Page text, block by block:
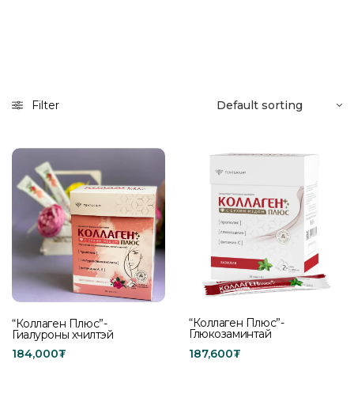
Filter
“Коллаген Плюс”-
Гиалуроны хүчилтэй
184,000₮
“Коллаген Плюс”-
Глюкозаминтай
187,600₮